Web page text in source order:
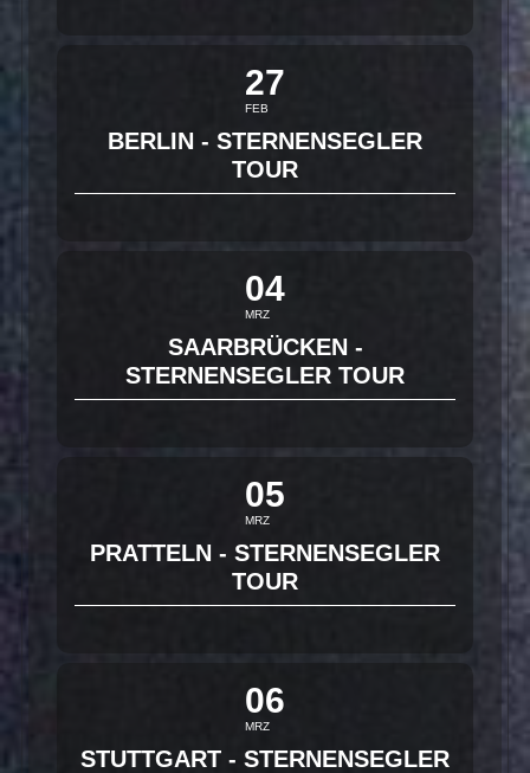
27
FEB
BERLIN - STERNENSEGLER
TOUR
04
MRZ
SAARBRÜCKEN -
STERNENSEGLER TOUR
05
MRZ
PRATTELN - STERNENSEGLER
TOUR
06
MRZ
STUTTGART - STERNENSEGLER